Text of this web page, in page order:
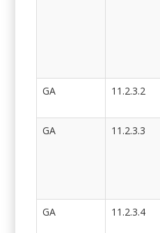
GA
11.2.3.2
GA
11.2.3.3
GA
11.2.3.4